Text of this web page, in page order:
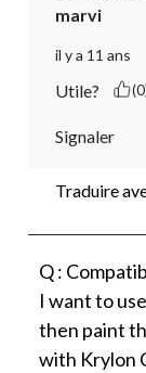
marvi
il y a 11 ans
Utile?
Signaler
Traduire
Q :
I want to
then paint
with Krylon